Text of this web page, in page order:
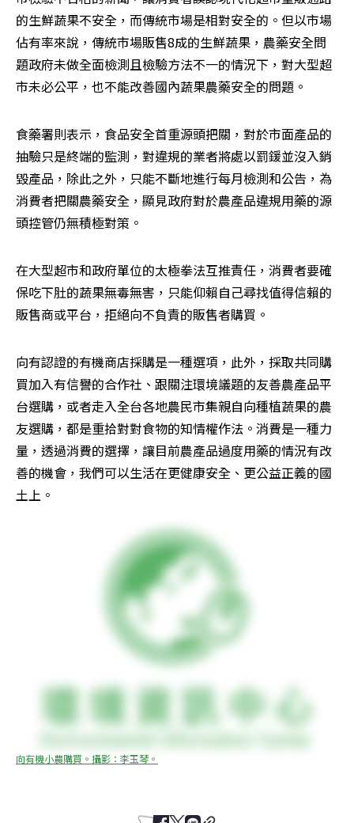
的生鮮蔬果不安全，而傳統市場是相對安全的。但以市場
佔有率來說，傳統市場販售8成的生鮮蔬果，農藥安全問
題政府未做全面檢測且檢驗方法不一的情況下，對大型超
市未必公平，也不能改善國內蔬果農藥安全的問題。
食藥署則表示，食品安全首重源頭把關，對於市面產品的
抽驗只是終端的監測，對違規的業者將處以罰鍰並沒入銷
毀產品，除此之外，只能不斷地進行每月檢測和公告，為
消費者把關農藥安全，顯見政府對於農產品違規用藥的源
頭控管仍無積極對策。
在大型超市和政府單位的太極拳法互推責任，消費者要確
保吃下肚的蔬果無毒無害，只能仰賴自己尋找值得信賴的
販售商或平台，拒絕向不負責的販售者購買。
向有認證的有機商店採購是一種選項，此外，採取共同購
買加入有信譽的合作社、跟關注環境議題的友善農產品平
台選購，或者走入全台各地農民市集親自向種植蔬果的農
友選購，都是重拾對對食物的知情權作法。消費是一種力
量，透過消費的選擇，讓目前農產品過度用藥的情況有改
善的機會，我們可以生活在更健康安全、更公益正義的國
土上。
向有機小農購買。攝影：李玉琴。